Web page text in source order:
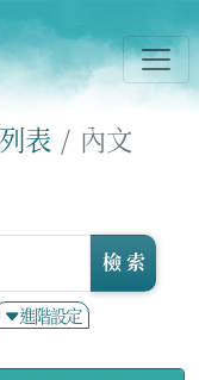
表 內文
進階設定
檢 索